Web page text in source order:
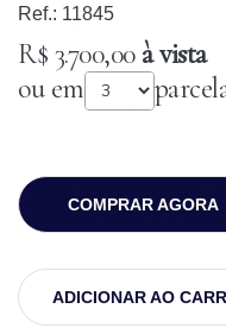
Ref.: 11845
R$ 3.700,00à vista
ou em
COMPRAR AGORA
ADICIONAR AO